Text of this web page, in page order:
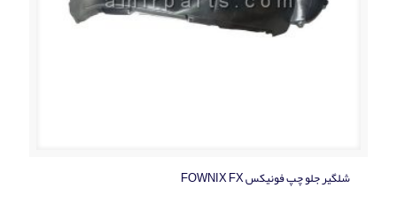
شلگیر جلو چپ فونیکس FOWNIX FX